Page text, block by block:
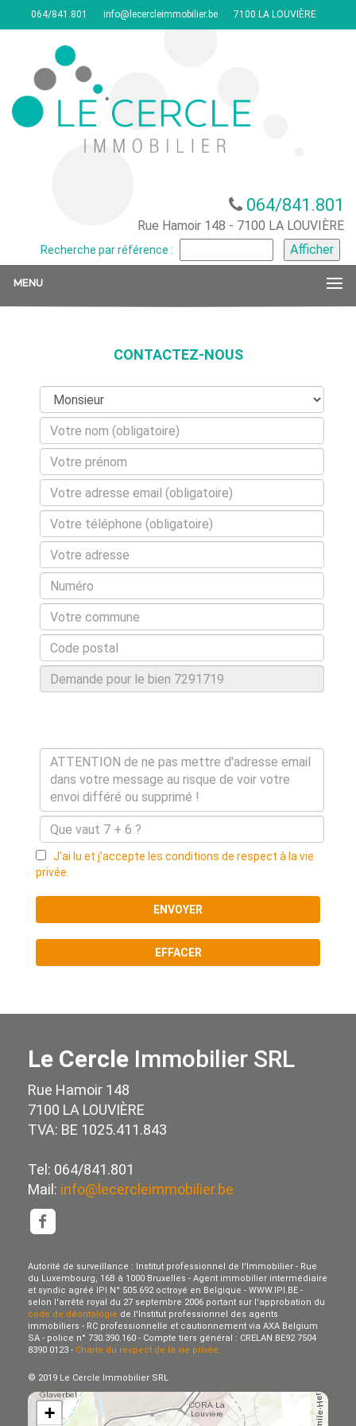
064/841.801 info@lecercleimmobilier.be 7100 LA LOUVIÈRE
064/841.801
Rue Hamoir 148 - 7100 LA LOUVIÈRE
Recherche par référence :
MENU
CONTACTEZ-NOUS
J'ai lu et j'accepte les conditions de respect à la vie
privée.
ENVOYER
EFFACER
Le Cercle Immobilier SRL
Rue Hamoir 148
7100 LA LOUVIÈRE
TVA: BE 1025.411.843
Tel: 064/841.801
Mail: info@lecercleimmobilier.be
Autorité de surveillance : Institut professionnel de l'Immobilier - Rue
du Luxembourg, 16B à 1000 Bruxelles - Agent immobilier intermédiaire
et syndic agréé IPI N° 505.692 octroyé en Belgique - WWW.IPI.BE -
selon l'arrêté royal du 27 septembre 2006 portant sur l'approbation du
code de déontologie de l'Institut professionnel des agents
immobiliers - RC professionnelle et cautionnement via AXA Belgium
SA - police n° 730.390.160 - Compte tiers général : CRELAN BE92 7504
8390 0123 - Charte du respect de la vie privée.
© 2019 Le Cercle Immobilier SRL
+